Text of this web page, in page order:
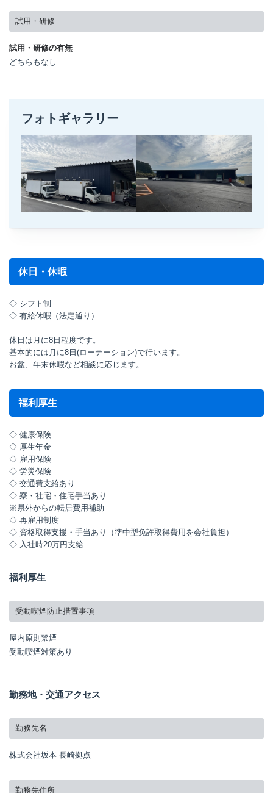
試用・研修
試用・研修の有無
どちらもなし
フォトギャラリー
休日・休暇
◇ シフト制
◇ 有給休暇（法定通り）
休日は月に8日程度です。
基本的には月に8日(ローテーション)で行います。
お盆、年末休暇など相談に応じます。
福利厚生
◇ 健康保険
◇ 厚生年金
◇ 雇用保険
◇ 労災保険
◇ 交通費支給あり
◇ 寮・社宅・住宅手当あり
※県外からの転居費用補助
◇ 再雇用制度
◇ 資格取得支援・手当あり（準中型免許取得費用を会社負担）
◇ 入社時20万円支給
福利厚生
受動喫煙防止措置事項
屋内原則禁煙
受動喫煙対策あり
勤務地・交通アクセス
勤務先名
株式会社坂本 長崎拠点
勤務先住所